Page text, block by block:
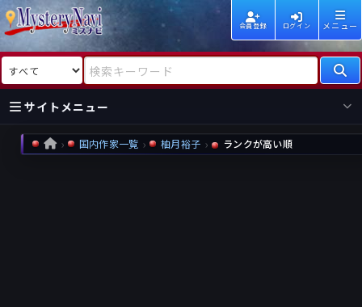
会員登録 ログイン メニュー
検索対象 検索キーワード
サイトメニュー
国内
海外
新着
HOME 国内作家一覧 柚月裕子 ランクが高い順